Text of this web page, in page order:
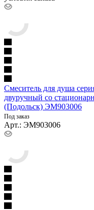
Смеситель для душа
двуручный со
(Подольск) ЭМ903006
Под заказ
Арт.: ЭМ903006